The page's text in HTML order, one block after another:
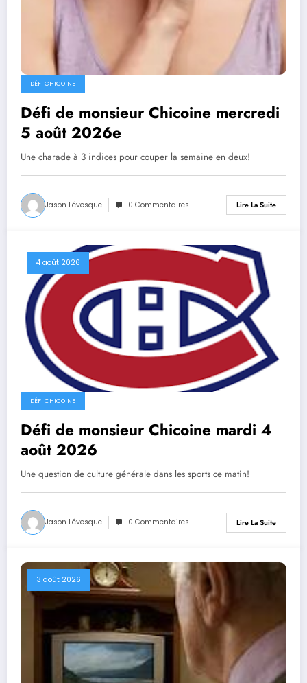
DÉFI CHICOINE
Défi de monsieur Chicoine mercredi
5 août 2026e
Une charade à 3 indices pour couper la semaine en deux!
Jason Lévesque 0 Commentaires Lire La Suite
4 août 2026
DÉFI CHICOINE
Défi de monsieur Chicoine mardi 4
août 2026
Une question de culture générale dans les sports ce matin!
Jason Lévesque 0 Commentaires Lire La Suite
3 août 2026